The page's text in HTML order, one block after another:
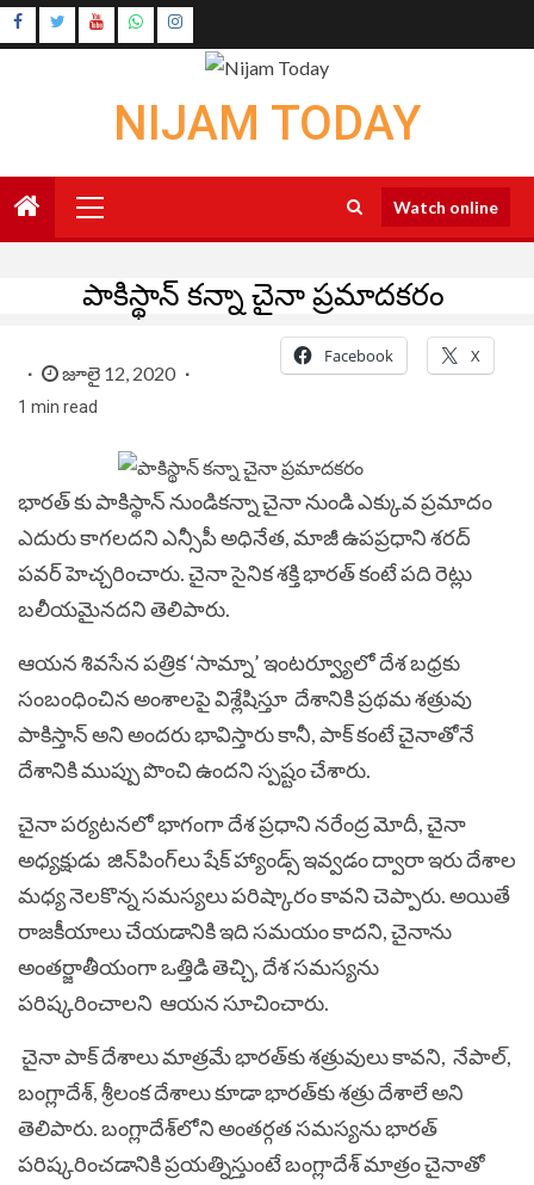
Skip
to
Instagram
NIJAM TODAY
Menu
Watch online
పాకిస్థాన్ కన్నా చైనా ప్రమాదకరం
జూలై 12, 2020
1 min read
Facebook X
భారత్ కు పాకిస్థాన్ నుండికన్నా చైనా నుండి ఎక్కువ ప్రమాదం
ఎదురు కాగలదని ఎన్సీపీ అధినేత, మాజీ ఉపప్రధాని శరద్
పవర్ హెచ్చరించారు. చైనా సైనిక శక్తి భారత్‌ కంటే పది రెట్లు
బలీయమైనదని తెలిపారు.
ఆయన శివసేన పత్రిక ‘సామ్నా’ ఇంటర్వ్యూలో దేశ బధ్రకు
సంబంధించిన అంశాలపై విశ్లేషిస్తూ దేశానికి ప్రథమ శత్రువు
పాకిస్తాన్‌ అని అందరు భావిస్తారు కానీ, పాక్‌ కంటే చైనాతోనే
దేశానికి ముప్పు పొంచి ఉందని స్పష్టం చేశారు.
చైనా పర్యటనలో భాగంగా దేశ ప్రధాని నరేంద్ర మోదీ, చైనా
అధ్యక్షుడు ‌ జిన్‌పింగ్‌లు షేక్‌ హ్యాండ్స్‌ ఇవ్వడం ద్వారా ఇరు దేశాల
మధ్య నెలకొన్న సమస్యలు పరిష్కారం కావని చెప్పారు. అయితే
రాజకీయాలు చేయడానికి ఇది సమయం కాదని, చైనాను
అంతర్జాతీయంగా ఒత్తిడి తెచ్చి, దేశ సమస్యను
పరిష్కరించాలని ఆయన సూచించారు.
చైనా పాక్‌ దేశాలు మాత్రమే భారత్‌కు శత్రువులు కావని, నేపాల్‌,
బంగ్లాదేశ్‌, శ్రీలంక దేశాలు కూడా భారత్‌కు శత్రు దేశాలే అని
తెలిపారు. బంగ్లాదేశ్‌లోని అంతర్గత సమస్యను భారత్‌
పరిష్కరించడానికి ప్రయత్నిస్తుంటే బంగ్లాదేశ్‌ మాత్రం చైనాతో